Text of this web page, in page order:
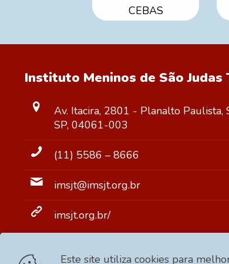
CEBAS
Instituto Meninos de São Judas
Av. Itacira, 2801 - Planalto Paulista,
SP, 04061-003
(11) 5586 – 8666
imsjt@imsjt.org.br
imsjt.org.br/
Este site utiliza cookies para